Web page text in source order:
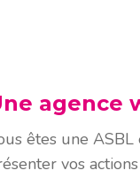
agence
êtes une
vos actions